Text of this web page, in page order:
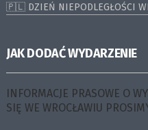
🇵🇱 DZIEŃ NIEPODLEGŁOŚCI
JAK DODAĆ WYDARZENIE
INFORMACJE PRASOWE O
SIĘ WE WROCŁAWIU